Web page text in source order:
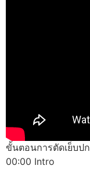
ขั้นตอนการตัดเย็บป
00:00 Intro